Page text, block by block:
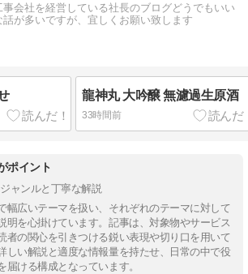
事会社を経営している社長のブログどうでもいい
話が多いですが、宜しくお願い致します
龍神丸 大吟醸 無濾過生原酒
33時間前
ポイント
ャンルと丁寧な解説
幅広いテーマを扱い、それぞれのテーマに対して
明を心掛けています。記事は、対象物やサービス
者の関心を引きつける鋭い表現や切り口を用いて
しい解説と適度な情報量を持たせ、日常の中で役
届ける構成となっています。